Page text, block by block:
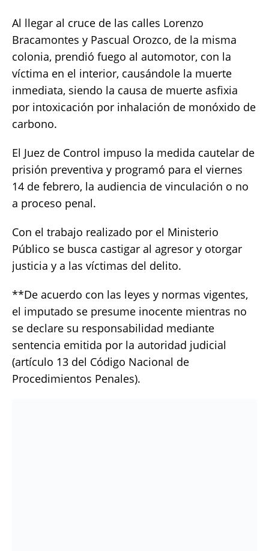
Al llegar al cruce de las calles Lorenzo
Bracamontes y Pascual Orozco, de la misma
colonia, prendió fuego al automotor, con la
víctima en el interior, causándole la muerte
inmediata, siendo la causa de muerte asfixia
por intoxicación por inhalación de monóxido de
carbono.
El Juez de Control impuso la medida cautelar de
prisión preventiva y programó para el viernes
14 de febrero, la audiencia de vinculación o no
a proceso penal.
Con el trabajo realizado por el Ministerio
Público se busca castigar al agresor y otorgar
justicia y a las víctimas del delito.
**De acuerdo con las leyes y normas vigentes,
el imputado se presume inocente mientras no
se declare su responsabilidad mediante
sentencia emitida por la autoridad judicial
(artículo 13 del Código Nacional de
Procedimientos Penales).